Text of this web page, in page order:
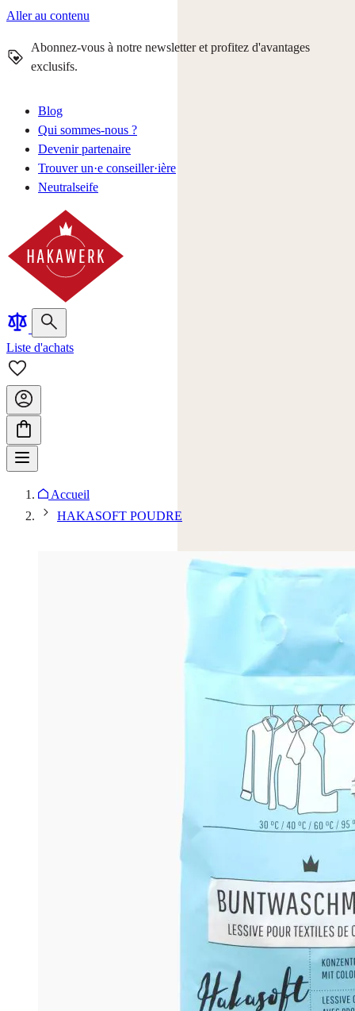
Aller au contenu
Abonnez-vous à notre newsletter et profitez d'avantages
exclusifs.
Blog
Qui sommes-nous ?
Devenir partenaire
Trouver un·e conseiller·ière
Neutralseife
Liste d'achats
Accueil
HAKASOFT POUDRE